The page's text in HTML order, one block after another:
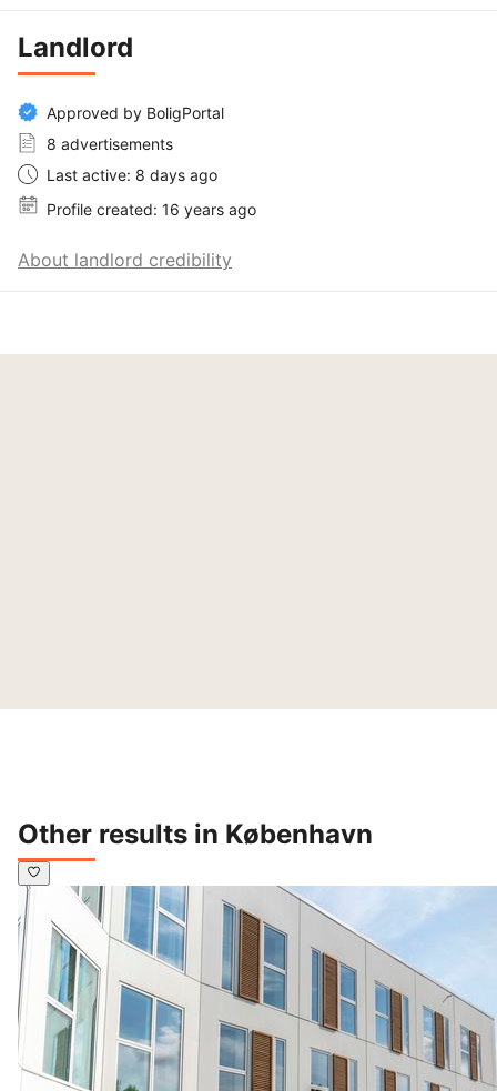
Landlord
Approved by BoligPortal
8 advertisements
Last active: 8 days ago
Profile created: 16 years ago
About landlord credibility
Other results in København